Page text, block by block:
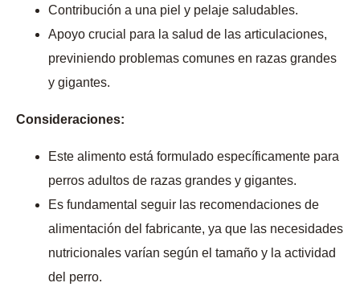
Contribución a una piel y pelaje saludables.
Apoyo crucial para la salud de las articulaciones,
previniendo problemas comunes en razas grandes
y gigantes.
Consideraciones:
Este alimento está formulado específicamente para
perros adultos de razas grandes y gigantes.
Es fundamental seguir las recomendaciones de
alimentación del fabricante, ya que las necesidades
nutricionales varían según el tamaño y la actividad
del perro.